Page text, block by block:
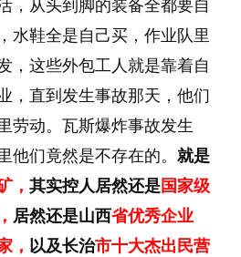
，从头到脚的装备全都要自
水鞋全是自己买，作业队里
，这些外包工人就是靠着自
，直到发生事故那天，他们
劳动。瓦斯爆炸事故发生
他们竟然是不存在的。 就是
， 其实控人居然还是国家级
居然还是山西省优秀企业
， 以及长治市十大杰出民营